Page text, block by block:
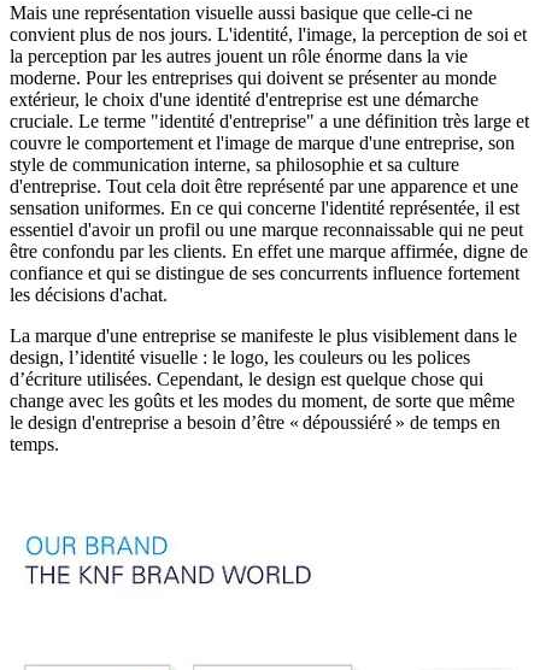
Mais une représentation visuelle aussi basique que celle-ci ne
convient plus de nos jours. L'identité, l'image, la perception de soi et
la perception par les autres jouent un rôle énorme dans la vie
moderne. Pour les entreprises qui doivent se présenter au monde
extérieur, le choix d'une identité d'entreprise est une démarche
cruciale. Le terme "identité d'entreprise" a une définition très large et
couvre le comportement et l'image de marque d'une entreprise, son
style de communication interne, sa philosophie et sa culture
d'entreprise. Tout cela doit être représenté par une apparence et une
sensation uniformes. En ce qui concerne l'identité représentée, il est
essentiel d'avoir un profil ou une marque reconnaissable qui ne peut
être confondu par les clients. En effet une marque affirmée, digne de
confiance et qui se distingue de ses concurrents influence fortement
les décisions d'achat.
La marque d'une entreprise se manifeste le plus visiblement dans le
design, l’identité visuelle : le logo, les couleurs ou les polices
d’écriture utilisées. Cependant, le design est quelque chose qui
change avec les goûts et les modes du moment, de sorte que même
le design d'entreprise a besoin d’être « dépoussiéré » de temps en
temps.